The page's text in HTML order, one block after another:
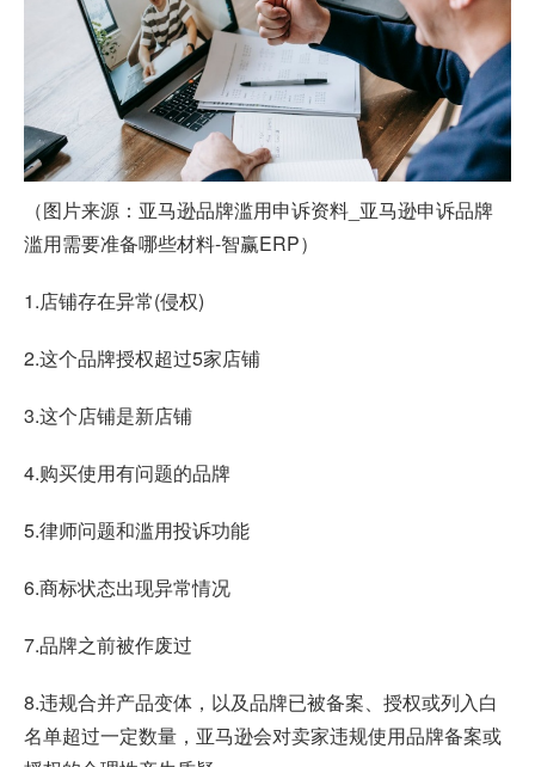
（图片来源：亚马逊品牌滥用申诉资料_ 亚马逊申诉品牌
滥用需要准备哪些材料-智赢ERP）
1.店铺存在异常(侵权)
2.这个品牌授权超过5家店铺
3.这个店铺是新店铺
4.购买使用有问题的品牌
5.律师问题和滥用投诉功能
6.商标状态出现异常情况
7.品牌之前被作废过
8.违规合并产品变体，以及品牌已被备案、授权或列入白
名单超过一定数量，亚马逊会对卖家违规使用品牌备案或